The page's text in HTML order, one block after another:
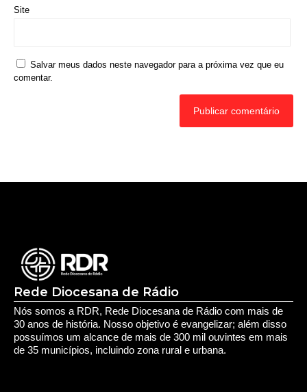
Site
Salvar meus dados neste navegador para a próxima vez que eu
comentar.
Rede Diocesana de Rádio
Nós somos a RDR, Rede Diocesana de Rádio com mais de
30 anos de história. Nosso objetivo é evangelizar; além disso
possuímos um alcance de mais de 300 mil ouvintes em mais
de 35 municípios, incluindo zona rural e urbana.